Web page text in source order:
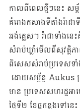
កាលពីពេលថ្មីៗនេះ សម្
គំរោងកសាងទីតាំងរ៉ាដ
អង់គ្លេស។ រ៉ាដាទាំងន
សំរាប់ឃ្លាំមើលពីសុវត្ថិភ
ពិសេសសំរាប់ប្រទេសទ
ដោយសម្ព័ន្ធ Aukus
មាន ប្រទេសសហរដ្ឋអ
ថ្ងៃទី២​​​ ខែធ្នូកន្លងទៅ